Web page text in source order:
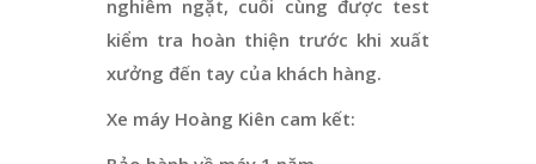
nghiêm ngặt, cuối cùng được test
kiểm tra hoàn thiện trước khi xuất
xưởng đến tay của khách hàng.
Xe máy Hoàng Kiên cam kết: